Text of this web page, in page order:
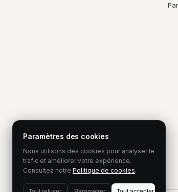
Paramètres des cookies
Nous utilisons des cookies pour analyser le
trafic et améliorer votre expérience.
Consultez notre Politique de cookies.